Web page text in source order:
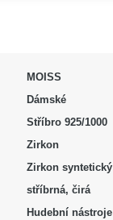
MOISS
Dámské
Stříbro 925/1000
Zirkon
Zirkon syntetický
stříbrná, čirá
Hudební nástroje